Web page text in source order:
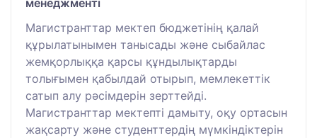
менеджменті
Магистранттар мектеп бюджетінің қалай
құрылатынымен танысады және сыбайлас
жемқорлыққа қарсы құндылықтарды
толығымен қабылдай отырып, мемлекеттік
сатып алу рәсімдерін зерттейді.
Магистранттар мектепті дамыту, оқу ортасын
жақсарту және студенттердің мүмкіндіктерін